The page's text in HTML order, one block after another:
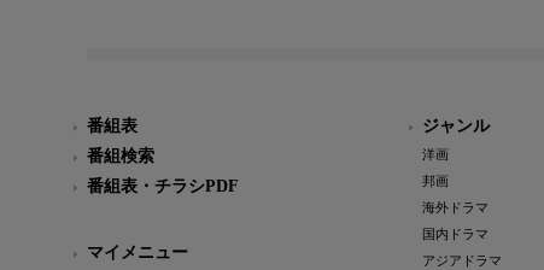
番組表
番組検索
番組表・チラシPDF
マイメニュー
ジャンル
洋画
邦画
海外ドラマ
国内ドラマ
アジアドラマ